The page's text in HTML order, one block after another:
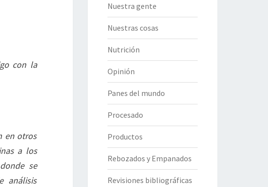
con la
en otros
a los
se
análisis
Nuestra gente
Nuestras cosas
Nutrición
Opinión
Panes del mundo
Procesado
Productos
Rebozados y Empanados
Revisiones bibliográficas